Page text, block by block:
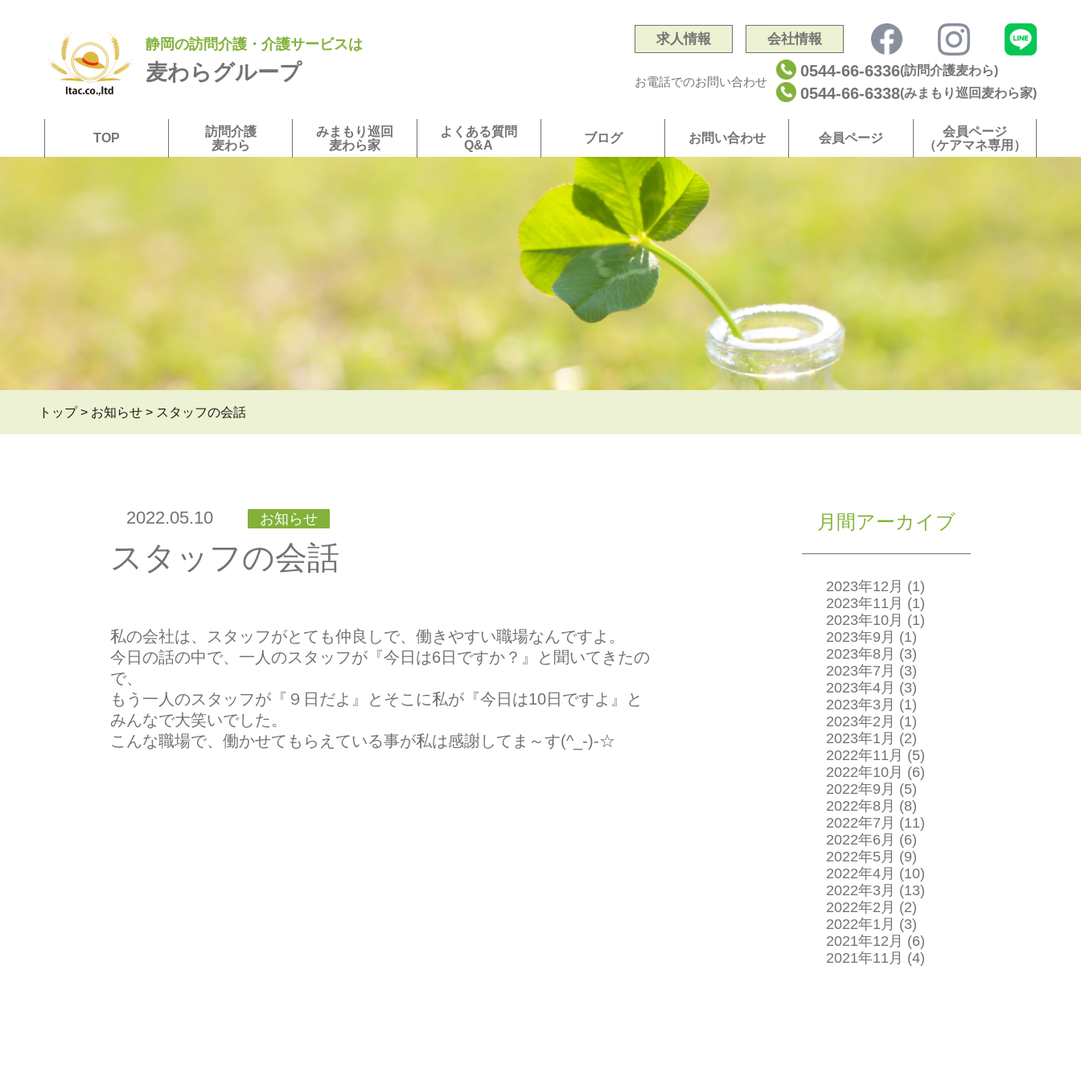
静岡の訪問介護・介護サービスは
麦わらグループ
求人情報 会社情報
お電話でのお問い合わせ
0544-66-6336(訪問介護麦わら)
0544-66-6338(みまもり巡回麦わら家)
TOP
訪問介護
麦わら
みまもり巡回
麦わら家
よくある質問
Q&A
ブログ お問い合わせ 会員ページ
会員ページ
（ケアマネ専用）
トップ> お知らせ > スタッフの会話
2022.05.10 お知らせ
スタッフの会話
私の会社は、スタッフがとても仲良しで、働きやすい職場なんですよ。
今日の話の中で、一人のスタッフが『今日は6日ですか？』と聞いてきたの
で、
もう一人のスタッフが『９日だよ』とそこに私が『今日は10日ですよ』と
みんなで大笑いでした。
こんな職場で、働かせてもらえている事が私は感謝してま～す(^_-)-☆
月間アーカイブ
2023年12月 (1)
2023年11月 (1)
2023年10月 (1)
2023年9月 (1)
2023年8月 (3)
2023年7月 (3)
2023年4月 (3)
2023年3月 (1)
2023年2月 (1)
2023年1月 (2)
2022年11月 (5)
2022年10月 (6)
2022年9月 (5)
2022年8月 (8)
2022年7月 (11)
2022年6月 (6)
2022年5月 (9)
2022年4月 (10)
2022年3月 (13)
2022年2月 (2)
2022年1月 (3)
2021年12月 (6)
2021年11月 (4)